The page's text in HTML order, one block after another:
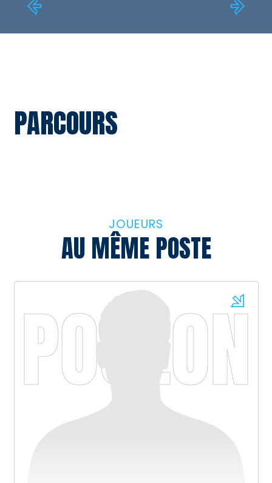
PARCOURS
JOUEURS
AU MÊME POSTE
POULON